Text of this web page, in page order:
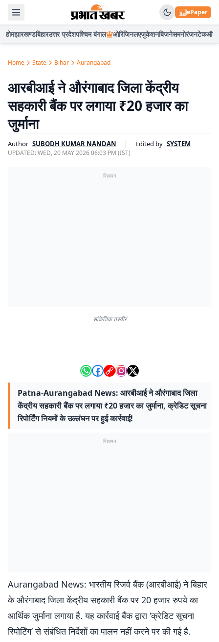
ePaper
होमझारखण्डबिहारउत्तर प्रदेशपश्चिम बंगाल ओरिजिनलएजुकेशनबिजनेसमनोरंजनटेकऑटो
Home State Bihar Aurangabad
आरबीआई ने औरंगाबाद जिला केंद्रीय
सहकारी बैंक पर लगाया ₹20 हजार का
जुर्माना
Author SUBODH KUMAR NANDAN | Edited by SYSTEM
UPDATED:WED, 20 MAY 2026 06:03 PM (IST)
विज्ञापन
सांकेतिक तस्वीर
Patna-Aurangabad News: आरबीआई ने औरंगाबाद जिला
केंद्रीय सहकारी बैंक पर लगाया ₹20 हजार का जुर्माना, क्रेडिट सूचना
रिपोर्टिंग नियमों के उल्लंघन पर हुई कार्रवाई!
विज्ञापन
Aurangabad News: भारतीय रिजर्व बैंक (आरबीआई) ने बिहार
के औरंगाबाद जिला केंद्रीय सहकारी बैंक पर 20 हजार रुपये का
आर्थिक जुर्माना लगाया है. यह कार्रवाई बैंक द्वारा ‘क्रेडिट सूचना
रिपोर्टिंग’ से संबंधित निर्देशों का पालन नहीं करने पर की गई है.